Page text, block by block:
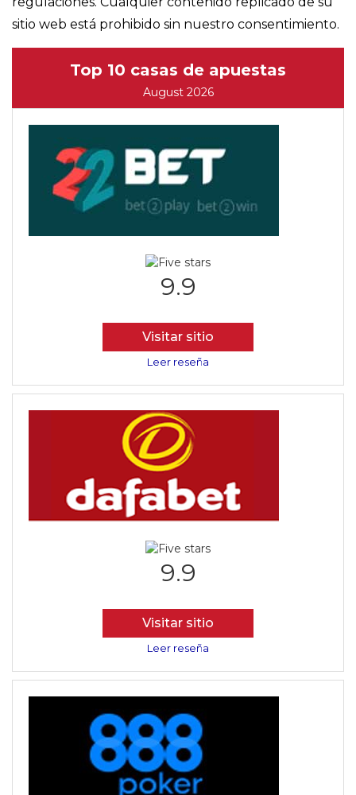
sitio web está prohibido sin nuestro consentimiento.
Top 10 casas de apuestas
August 2026
9.9
Visitar sitio
Leer reseña
9.9
Visitar sitio
Leer reseña